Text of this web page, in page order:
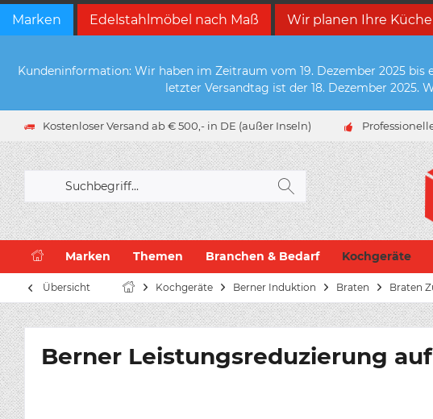
Marken Edelstahlmöbel nach Maß Wir planen Ihre Küche
Kundeninformation: Wir haben im Zeitraum vom 19. Dezember 2025
letzter Versandtag ist der 18. Dezember 2025.
Kostenloser Versand ab € 500,- in DE (außer Inseln)
Marken Themen Branchen & Bedarf Kochgeräte
Übersicht Kochgeräte Berner Induktion Braten Braten
Berner Leistungsreduzierung auf